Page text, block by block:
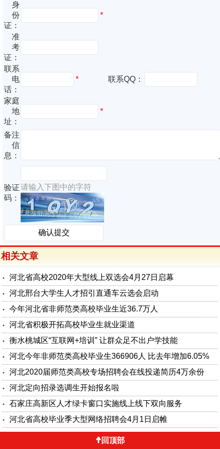
身
份
证：
*
准
考
证：
联系
电
话：
* 联系QQ：
家庭
地
址：
*
备注
信
息：
验证
码：
请输入下图中的字符
相关文章
河北省高校2020年大型线上双选会4月27日启幕
河北邢台大学生人才招引直通车云选会启动
今年河北省非师范类高校毕业生近36.7万人
河北省积极开拓高校毕业生就业渠道
衡水桃城区“互联网+培训” 让群众足不出户学技能
河北今年非师范类高校毕业生366906人 比去年增加6.05%
河北2020届师范类高校专场招聘会在线投递简历4万余份
河北定向招录选调生开始报名啦
石家庄高新区人才绿卡窗口实施线上线下双向服务
河北省高校毕业季大型网络招聘会4月1日启帷
回顶部